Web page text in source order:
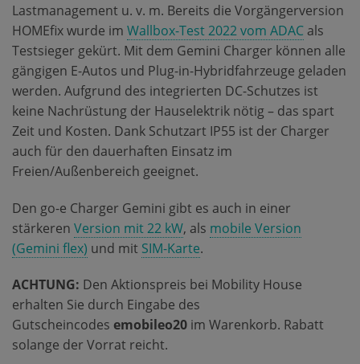
Lastmanagement u. v. m. Bereits die Vorgängerversion
HOMEfix wurde im Wallbox-Test 2022 vom ADAC als
Testsieger gekürt. Mit dem Gemini Charger können alle
gängigen E-Autos und Plug-in-Hybridfahrzeuge geladen
werden. Aufgrund des integrierten DC-Schutzes ist
keine Nachrüstung der Hauselektrik nötig – das spart
Zeit und Kosten. Dank Schutzart IP55 ist der Charger
auch für den dauerhaften Einsatz im
Freien/Außenbereich geeignet.
Den go-e Charger Gemini gibt es auch in einer
stärkeren Version mit 22 kW, als mobile Version
(Gemini flex) und mit SIM-Karte.
ACHTUNG: Den Aktionspreis bei Mobility House
erhalten Sie durch Eingabe des
Gutscheincodes emobileo20 im Warenkorb. Rabatt
solange der Vorrat reicht.